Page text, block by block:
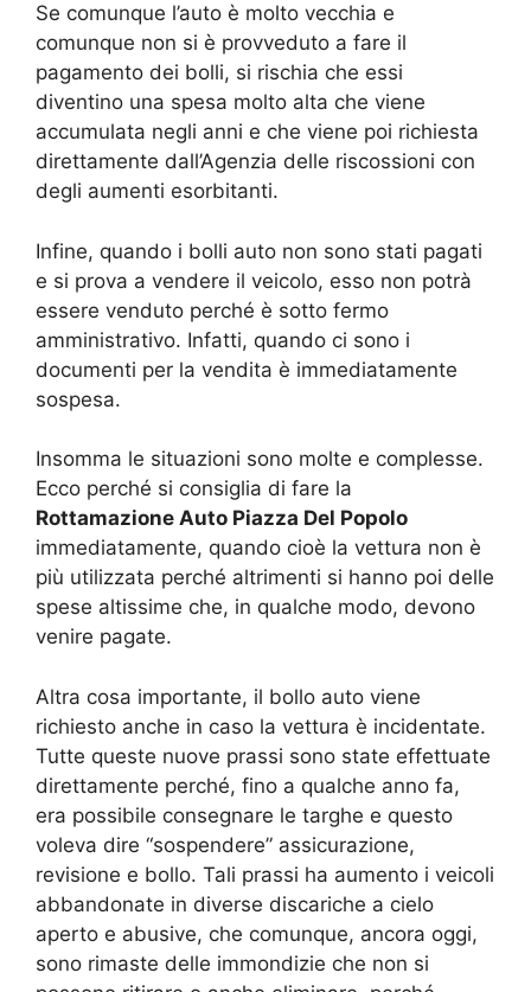
Se comunque l’auto è molto vecchia e
comunque non si è provveduto a fare il
pagamento dei bolli, si rischia che essi
diventino una spesa molto alta che viene
accumulata negli anni e che viene poi richiesta
direttamente dall’Agenzia delle riscossioni con
degli aumenti esorbitanti.
Infine, quando i bolli auto non sono stati pagati
e si prova a vendere il veicolo, esso non potrà
essere venduto perché è sotto fermo
amministrativo. Infatti, quando ci sono i
documenti per la vendita è immediatamente
sospesa.
Insomma le situazioni sono molte e complesse.
Ecco perché si consiglia di fare la
Rottamazione Auto Piazza Del Popolo
immediatamente, quando cioè la vettura non è
più utilizzata perché altrimenti si hanno poi delle
spese altissime che, in qualche modo, devono
venire pagate.
Altra cosa importante, il bollo auto viene
richiesto anche in caso la vettura è incidentate.
Tutte queste nuove prassi sono state effettuate
direttamente perché, fino a qualche anno fa,
era possibile consegnare le targhe e questo
voleva dire “sospendere” assicurazione,
revisione e bollo. Tali prassi ha aumento i veicoli
abbandonate in diverse discariche a cielo
aperto e abusive, che comunque, ancora oggi,
sono rimaste delle immondizie che non si